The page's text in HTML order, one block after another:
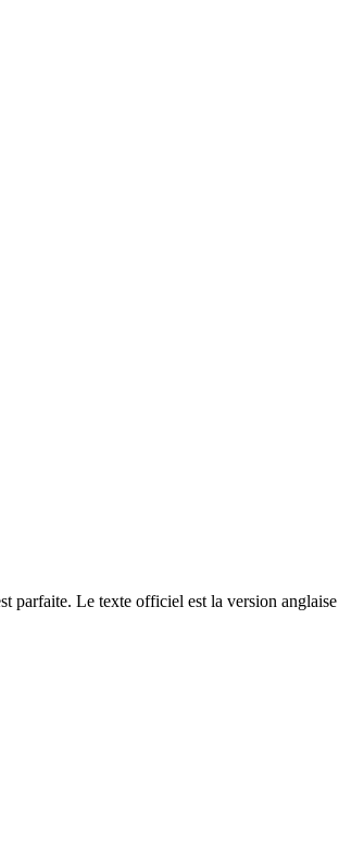
Le texte officiel est la version